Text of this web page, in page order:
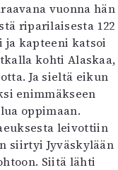
vuonna hän
riparilaisesta 122
kapteeni katsoi
kohti Alaskaa,
Ja sieltä eikun
enimmäkseen
oppimaan.
leivottiin
siirtyi Jyväskylään
Siitä lähti